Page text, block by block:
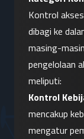
Kontrol
dibagi ke
masing-
pengelolaan
meliputi:
Kontrol
mencakup
mengatur